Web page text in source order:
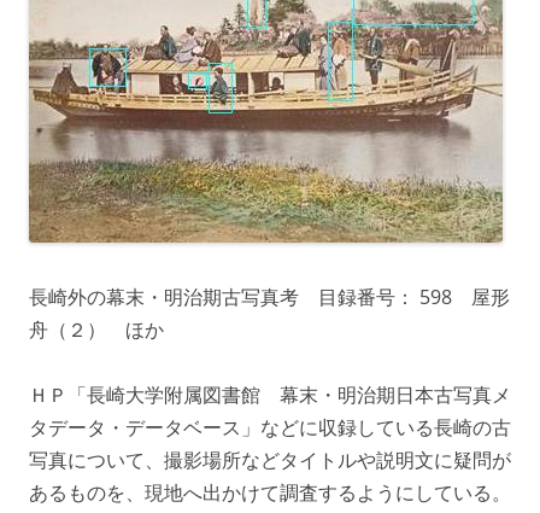
長崎外の幕末・明治期古写真考 目録番号： 598 屋形
舟（２） ほか
ＨＰ「長崎大学附属図書館 幕末・明治期日本古写真メ
タデータ・データベース」などに収録している長崎の古
写真について、撮影場所などタイトルや説明文に疑問が
あるものを、現地へ出かけて調査するようにしている。